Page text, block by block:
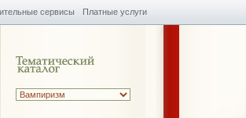
сервисы Платные услуги